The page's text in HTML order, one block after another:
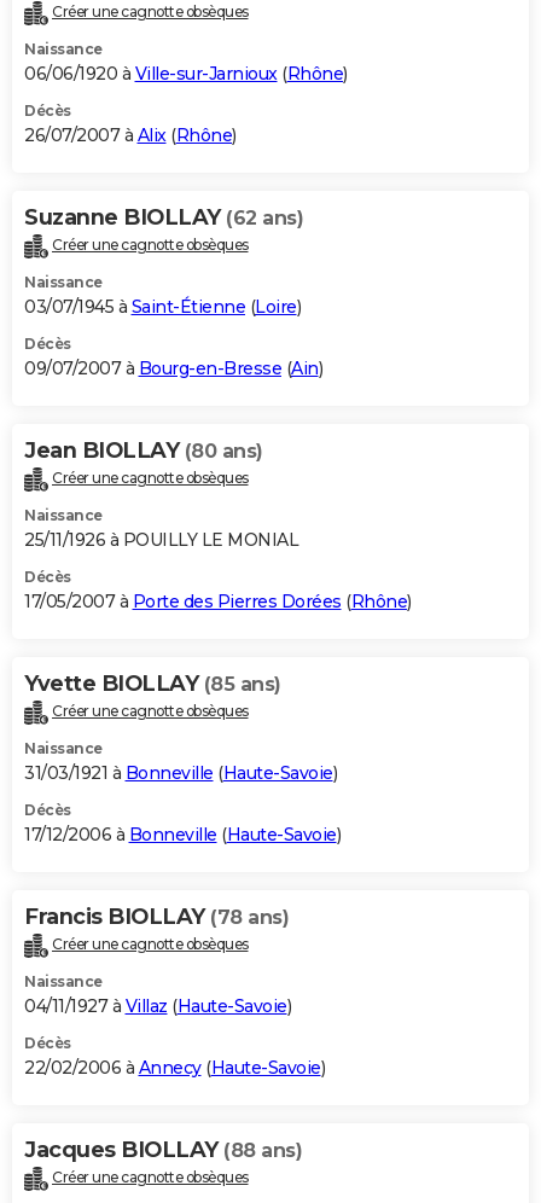
Créer une cagnotte obsèques
Naissance
06/06/1920 à Ville-sur-Jarnioux(Rhône)
Décès
26/07/2007 à Alix(Rhône)
Suzanne BIOLLAY (62 ans)
Créer une cagnotte obsèques
Naissance
03/07/1945 à Saint-Étienne (Loire)
Décès
09/07/2007 à Bourg-en-Bresse (Ain)
Jean BIOLLAY (80 ans)
Créer une cagnotte obsèques
Naissance
25/11/1926 à POUILLY LE MONIAL
Décès
17/05/2007 à Porte des Pierres Dorées (Rhône)
Yvette BIOLLAY (85 ans)
Créer une cagnotte obsèques
Naissance
31/03/1921 à Bonneville (Haute-Savoie)
Décès
17/12/2006 à Bonneville (Haute-Savoie)
Francis BIOLLAY (78 ans)
Créer une cagnotte obsèques
Naissance
04/11/1927 à Villaz (Haute-Savoie)
Décès
22/02/2006 à Annecy(Haute-Savoie)
Jacques BIOLLAY (88 ans)
Créer une cagnotte obsèques